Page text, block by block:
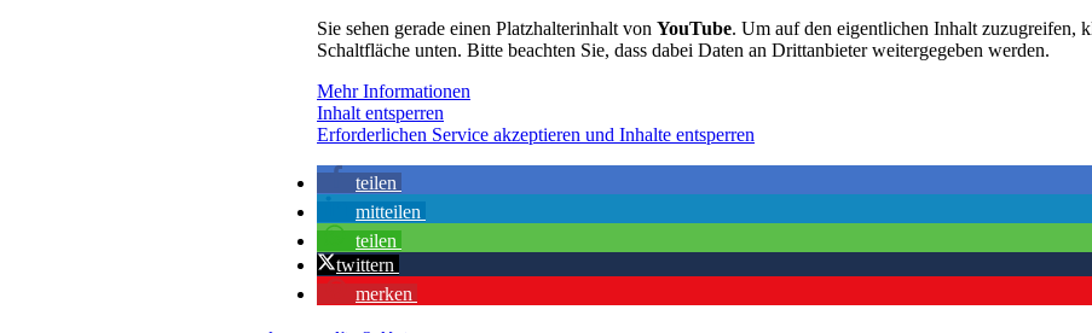
Sie sehen gerade einen Platzhalterinhalt von YouTube. Um auf den eigentlichen Inhalt zuzugreifen,
Schaltfläche unten. Bitte beachten Sie, dass dabei Daten an Drittanbieter weitergegeben werden.
Mehr Informationen
Inhalt entsperren
Erforderlichen Service akzeptieren und Inhalte entsperren
teilen
mitteilen
teilen
twittern
merken